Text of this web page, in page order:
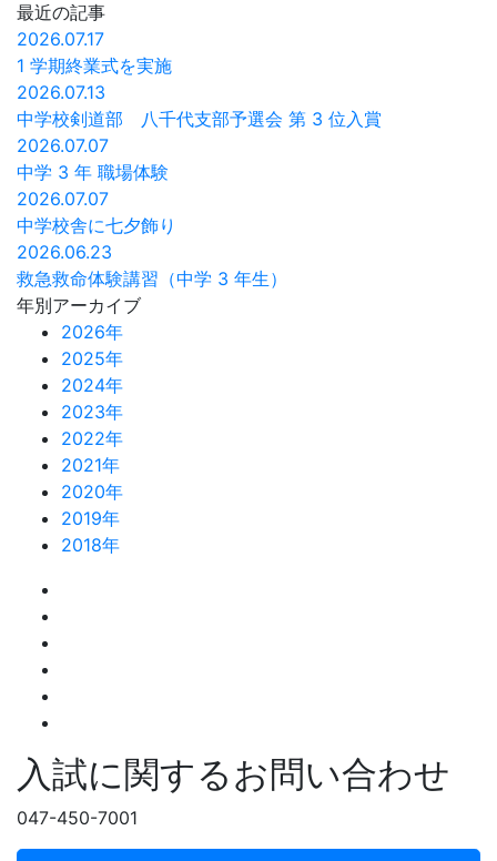
最近の記事
2026.07.17
1 学期終業式を実施
2026.07.13
中学校剣道部 八千代支部予選会 第 3 位入賞
2026.07.07
中学 3 年 職場体験
2026.07.07
中学校舎に七夕飾り
2026.06.23
救急救命体験講習（中学 3 年生）
年別アーカイブ
2026年
2025年
2024年
2023年
2022年
2021年
2020年
2019年
2018年
入試に関するお問い合わせ
047-450-7001